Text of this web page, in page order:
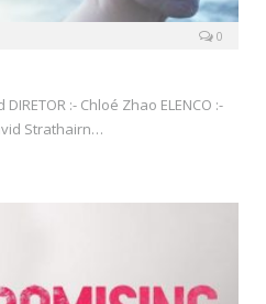
0
:- Chloé Zhao ELENCO :-
Strathairn…